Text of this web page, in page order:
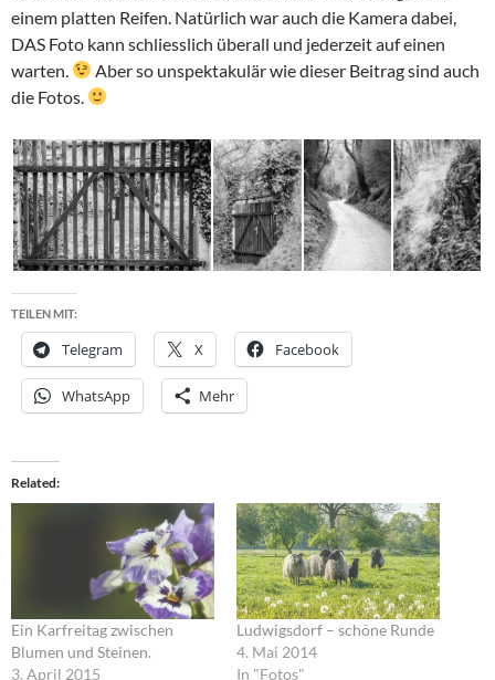
einem platten Reifen. Natürlich war auch die Kamera dabei,
DAS Foto kann schliesslich überall und jederzeit auf einen
warten.
Aber so unspektakulär wie dieser Beitrag sind auch
die Fotos.
TEILEN MIT:
Telegram X Facebook
WhatsApp Mehr
Related
Ein Karfreitag zwischen
Blumen und Steinen.
3. April 2015
Ludwigsdorf – schöne Runde
4. Mai 2014
In "Fotos"